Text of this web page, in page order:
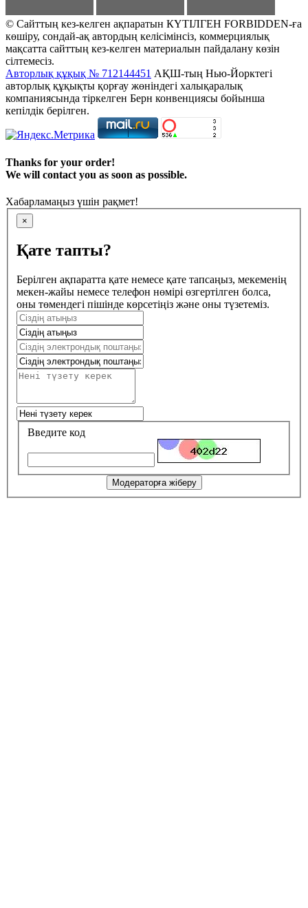
© Сайттың кез-келген ақпаратын КҮТІЛГЕН FORBIDDEN-ға
көшіру, сондай-ақ автордың келісімінсіз, коммерциялық
мақсатта сайттың кез-келген материалын пайдалану көзін
сілтемесіз.
Авторлық құқық № 712144451 АҚШ-тың Нью-Йорктегі
авторлық құқықты қорғау жөніндегі халықаралық
компаниясында тіркелген Берн конвенциясы бойынша
кепілдік берілген.
Thanks for your order!
We will contact you as soon as possible.
Хабарламаңыз үшін рақмет!
×
Қате тапты?
Берілген ақпаратта қате немесе қате тапсаңыз, мекеменің
мекен-жайы немесе телефон нөмірі өзгертілген болса,
оны төмендегі пішінде көрсетіңіз және оны түзетеміз.
Введите код
Модераторға жіберу